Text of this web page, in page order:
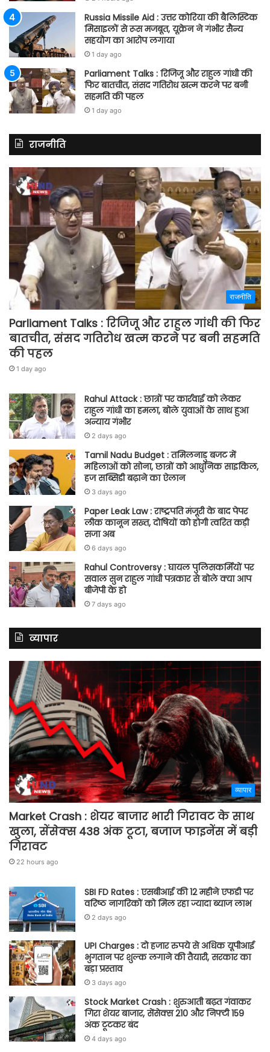
Russia Missile Aid : उत्तर कोरिया की बैलिस्टिक
मिसाइलों से रूस मजबूत, यूक्रेन ने गंभीर सैन्य
सहयोग का आरोप लगाया
1 day ago
Parliament Talks : रिजिजू और राहुल गांधी की
फिर बातचीत, संसद गतिरोध खत्म करने पर बनी
सहमति की पहल
1 day ago
राजनीति
राजनीति
Parliament Talks : रिजिजू और राहुल गांधी की फिर
बातचीत, संसद गतिरोध खत्म करने पर बनी सहमति
की पहल
1 day ago
Rahul Attack : छात्रों पर कार्रवाई को लेकर
राहुल गांधी का हमला, बोले युवाओं के साथ हुआ
अन्याय गंभीर
2 days ago
Tamil Nadu Budget : तमिलनाडु बजट में
महिलाओं को सोना, छात्रों को आधुनिक साइकिल,
हज सब्सिडी बढ़ाने का ऐलान
3 days ago
Paper Leak Law : राष्ट्रपति मंजूरी के बाद पेपर
लीक कानून सख्त, दोषियों को होगी त्वरित कड़ी
सजा अब
6 days ago
Rahul Controversy : घायल पुलिसकर्मियों पर
सवाल सुन राहुल गांधी पत्रकार से बोले क्या आप
बीजेपी के हो
7 days ago
व्यापार
व्यापार
Market Crash : शेयर बाजार भारी गिरावट के साथ
खुला, सेंसेक्स 438 अंक टूटा, बजाज फाइनेंस में बड़ी
गिरावट
22 hours ago
SBI FD Rates : एसबीआई की 12 महीने एफडी पर
वरिष्ठ नागरिकों को मिल रहा ज्यादा ब्याज लाभ
2 days ago
UPI Charges : दो हजार रुपये से अधिक यूपीआई
भुगतान पर शुल्क लगाने की तैयारी, सरकार का
बड़ा प्रस्ताव
3 days ago
Stock Market Crash : शुरुआती बढ़त गंवाकर
गिरा शेयर बाजार, सेंसेक्स 210 और निफ्टी 159
अंक टूटकर बंद
4 days ago